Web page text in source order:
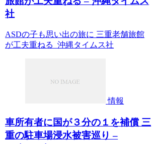
社
ASDの子も思い出の旅に 三重老舗旅館
が工夫重ねる 沖縄タイムス社
情報
車所有者に国が３分の１を補償 三
重の駐車場浸水被害巡り –